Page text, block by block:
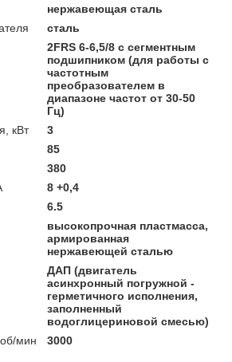
нержавеющая сталь
сталь
2FRS 6-6,5/8 с сегментным
подшипником (для работы с
частотным
преобразователем в
диапазоне частот от 30-50
Гц)
кВт
3
85
380
8 +0,4
6.5
высокопрочная пластмасса,
армированная
нержавеющей сталью
ДАП (двигатель
асинхронный погружной -
герметичного исполнения,
заполненный
водоглицериновой смесью)
мин
3000